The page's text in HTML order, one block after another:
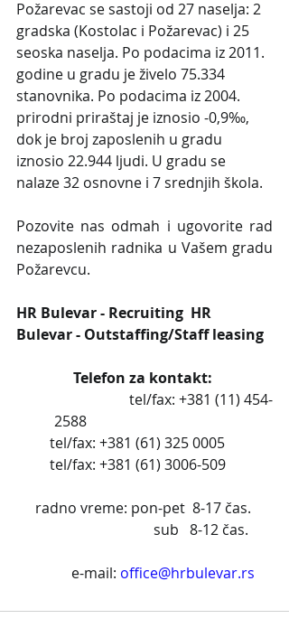
Požarevac se sastoji od 27 naselja: 2
gradska (Kostolac i Požarevac) i 25
seoska naselja. Po podacima iz 2011.
godine u gradu je živelo 75.334
stanovnika. Po podacima iz 2004.
prirodni priraštaj je iznosio -0,9‰,
dok je broj zaposlenih u gradu
iznosio 22.944 ljudi. U gradu se
nalaze 32 osnovne i 7 srednjih škola.
Pozovite nas odmah i ugovorite rad
nezaposlenih radnika u Vašem gradu
Požarevcu.
HR Bulevar - Recruiting  HR
Bulevar - Outstaffing/Staff leasing
Telefon za kontakt:
2588
tel/fax: +381 (61) 325 0005
        tel/fax: +381 (61) 3006-509
radno vreme: pon-pet  8-17 čas.
                               sub   8-12 čas.
          e-mail:
office@hrbulevar.rs